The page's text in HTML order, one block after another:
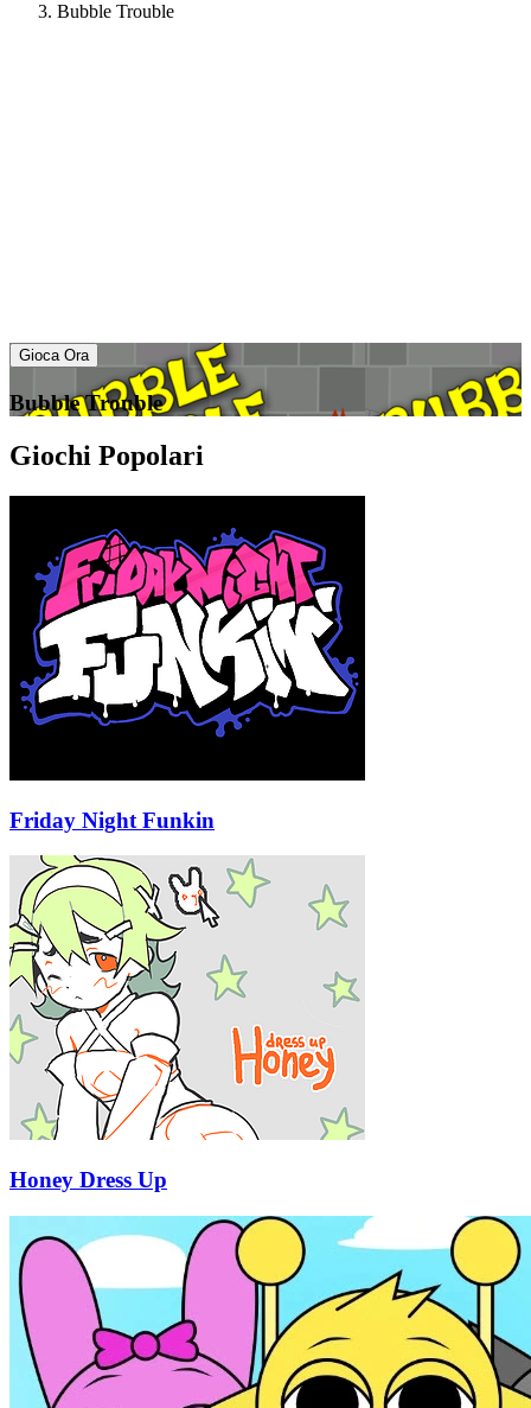
Bubble Trouble
Gioca Ora
Bubble Trouble
Giochi Popolari
Friday Night Funkin
Honey Dress Up